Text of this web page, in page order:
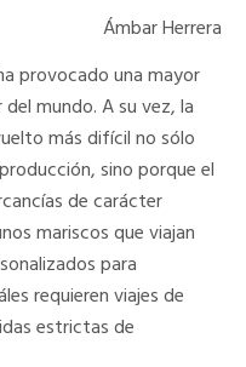
Ámbar Herrera
provocado una mayor
mundo. A su vez, la
más difícil no sólo
sino porque el
de carácter
mariscos que viajan
para
requieren viajes de
estrictas de